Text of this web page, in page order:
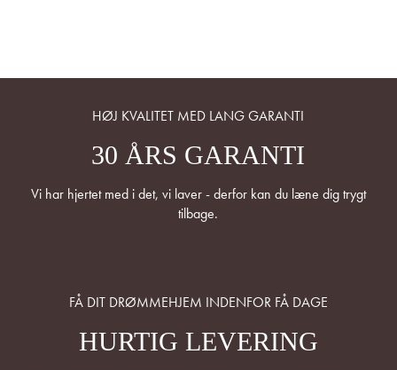
HØJ KVALITET MED LANG GARANTI
30 ÅRS GARANTI
Vi har hjertet med i det, vi laver - derfor kan du læne dig trygt
tilbage.
FÅ DIT DRØMMEHJEM INDENFOR FÅ DAGE
HURTIG LEVERING